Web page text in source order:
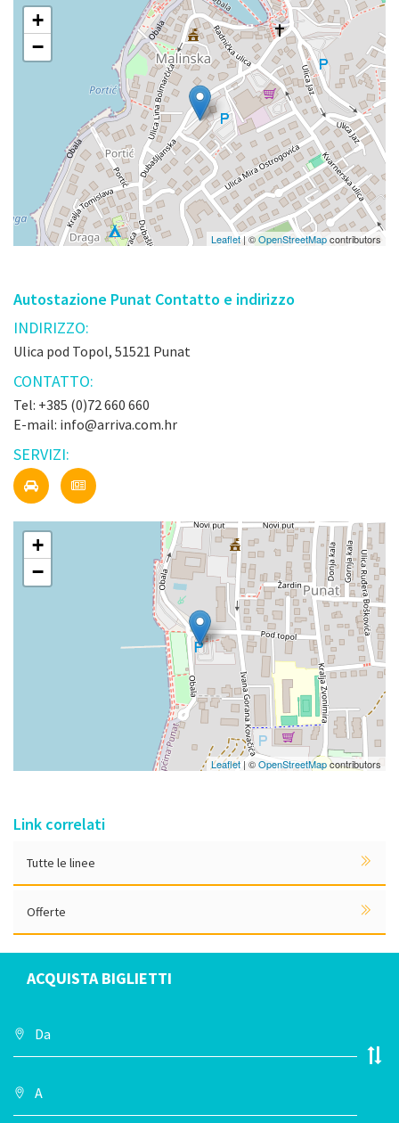
+
−
Leaflet| ©OpenStreetMapcontributors
Autostazione Punat Contatto e indirizzo
INDIRIZZO:
Ulica pod Topol, 51521 Punat
CONTATTO:
Tel: +385 (0)72 660 660
E-mail: info@arriva.com.hr
SERVIZI:
+
−
Leaflet | ©OpenStreetMapcontributors
Link correlati
Tutte le linee
Offerte
ACQUISTA BIGLIETTI